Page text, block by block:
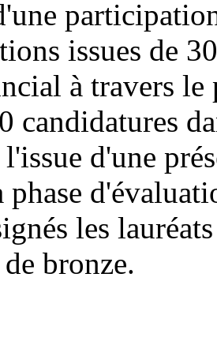
issues de
à travers
candidatures
d'une
phase
les
bronze.